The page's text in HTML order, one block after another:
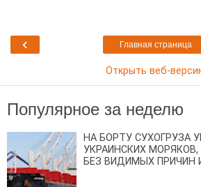
‹ Главная страница
Открыть веб-
Популярное за неделю
НА БОРТУ СУХОГРУЗА
УКРАИНСКИХ
БЕЗ ВИДИМЫХ ПРИЧИН